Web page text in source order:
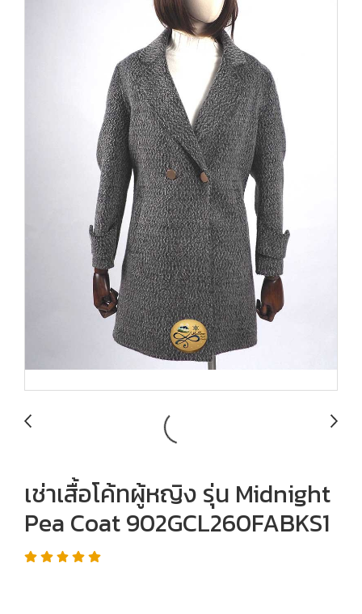
เช่าเสื้อโค้ทผู้หญิง รุ่น Midnight
Pea Coat 902GCL260FABKS1